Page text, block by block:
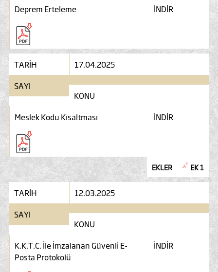
Deprem Erteleme
İNDİR
TARİH
17.04.2025
SAYI
KONU
Meslek Kodu Kısaltması
İNDİR
EKLER EK 1
TARİH
12.03.2025
SAYI
KONU
K.K.T.C. İle İmzalanan Güvenli E-
Posta Protokolü
İNDİR